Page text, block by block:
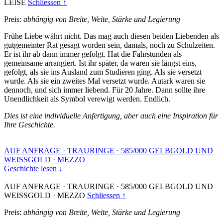
LEISE Schliessen ↑
Preis: abhängig von Breite, Weite, Stärke und Legierung
Frühe Liebe währt nicht. Das mag auch diesen beiden Liebenden als
gutgemeinter Rat gesagt worden sein, damals, noch zu Schulzeiten.
Er ist ihr ab dann immer gefolgt. Hat die Fahrstunden als
gemeinsame arrangiert. Ist ihr später, da waren sie längst eins,
gefolgt, als sie ins Ausland zum Studieren ging. Als sie versetzt
wurde. Als sie ein zweites Mal versetzt wurde. Autark waren sie
dennoch, und sich immer liebend. Für 20 Jahre. Dann sollte ihre
Unendlichkeit als Symbol verewigt werden. Endlich.
Dies ist eine individuelle Anfertigung, aber auch eine Inspiration für
Ihre Geschichte.
AUF ANFRAGE · TRAURINGE · 585/000 GELBGOLD UND
WEISSGOLD · MEZZO
Geschichte lesen ↓
AUF ANFRAGE · TRAURINGE · 585/000 GELBGOLD UND
WEISSGOLD · MEZZO Schliessen ↑
Preis: abhängig von Breite, Weite, Stärke und Legierung